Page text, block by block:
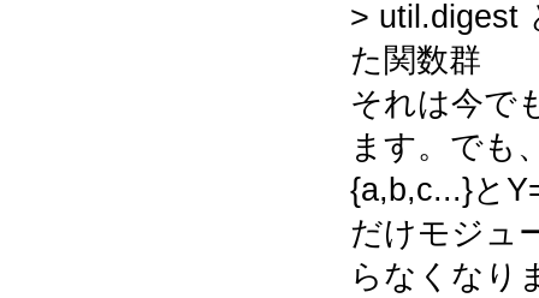
> util.digest
た関数群
それは今で
ます。でも
{a,b,c...}と
だけモジュ
らなくなり